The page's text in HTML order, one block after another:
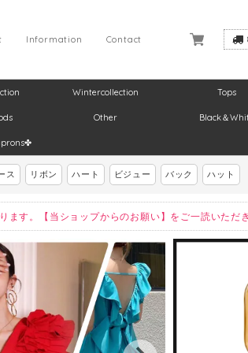
Contact
Information
Wintercollection Tops
Other Black＆
ス リボン ハート ビジュー バック ハット
【当ショップからのお願い】をご一読いただき